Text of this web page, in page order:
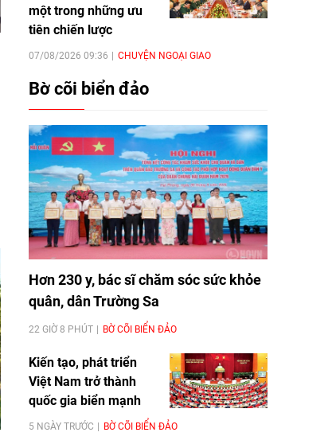
một trong những ưu
tiên chiến lược
07/08/2026 09:36 CHUYỆN NGOẠI GIAO
Bờ cõi biển đảo
Hơn 230 y, bác sĩ chăm sóc sức khỏe
quân, dân Trường Sa
22 GIỜ 8 PHÚT BỜ CÕI BIỂN ĐẢO
Kiến tạo, phát triển
Việt Nam trở thành
quốc gia biển mạnh
5 NGÀY TRƯỚC BỜ CÕI BIỂN ĐẢO